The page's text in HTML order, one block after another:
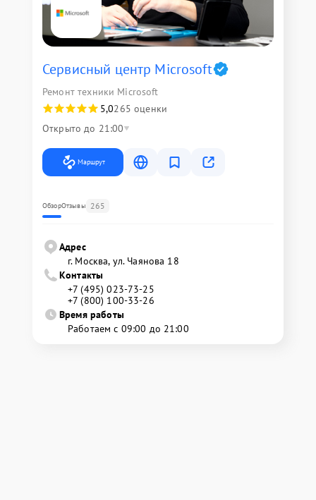
Сервисный центр Microsoft
Ремонт техники Microsoft
5,0265 оценки
Открыто до 21:00
Маршрут
ОбзорОтзывы 265
Адрес
г. Москва, ул. Чаянова 18
Контакты
+7 (495) 023-73-25
+7 (800) 100-33-26
Время работы
Работаем с 09:00 до 21:00